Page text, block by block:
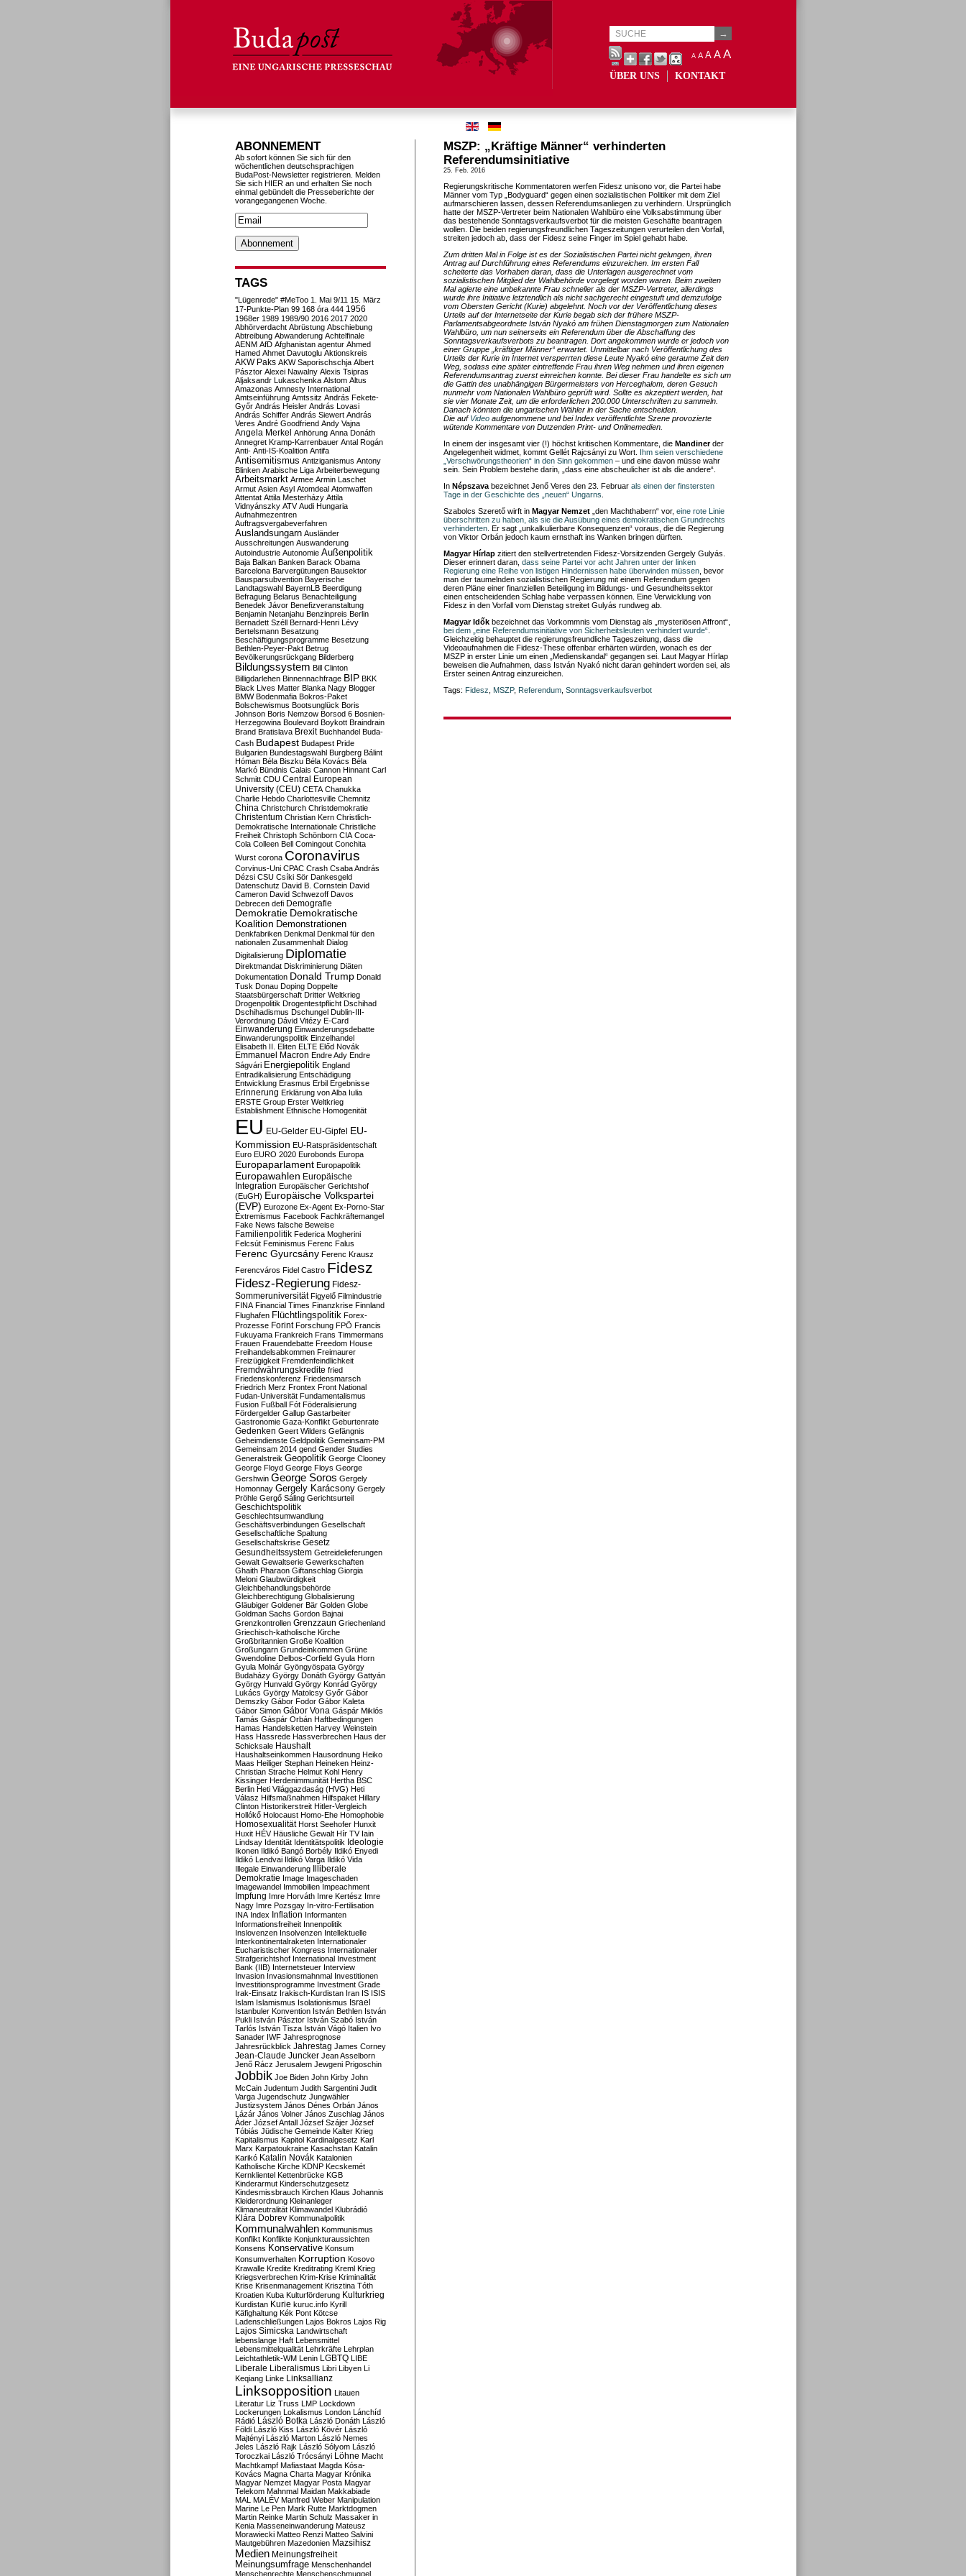
A A A AA
ÜBER UNS KONTAKT
MSZP: „Kräftige Männer“ verhinderten
Referendumsinitiative
25. Feb. 2016
Regierungskritische Kommentatoren werfen Fidesz unisono vor, die Partei habe
Männer vom Typ „Bodyguard“ gegen einen sozialistischen Politiker mit dem Ziel
aufmarschieren lassen, dessen Referendumsanliegen zu verhindern. Ursprünglich
hatte der MSZP-Vertreter beim Nationalen Wahlbüro eine Volksabstimmung über
das bestehende Sonntagsverkaufsverbot für die meisten Geschäfte beantragen
wollen. Die beiden regierungsfreundlichen Tageszeitungen verurteilen den Vorfall,
streiten jedoch ab, dass der Fidesz seine Finger im Spiel gehabt habe.
Zum dritten Mal in Folge ist es der Sozialistischen Partei nicht gelungen, ihren
Antrag auf Durchführung eines Referendums einzureichen. Im ersten Fall
scheiterte das Vorhaben daran, dass die Unterlagen ausgerechnet vom
sozialistischen Mitglied der Wahlbehörde vorgelegt worden waren. Beim zweiten
Mal agierte eine unbekannte Frau schneller als der MSZP-Vertreter, allerdings
wurde ihre Initiative letztendlich als nicht sachgerecht eingestuft und demzufolge
vom Obersten Gericht (Kurie) abgelehnt. Noch vor der Veröffentlichung dieses
Urteils auf der Internetseite der Kurie begab sich der frühere MSZP-
Parlamentsabgeordnete István Nyakó am frühen Dienstagmorgen zum Nationalen
Wahlbüro, um nun seinerseits ein Referendum über die Abschaffung des
Sonntagsverkaufsverbots zu beantragen. Dort angekommen wurde er jedoch von
einer Gruppe „kräftiger Männer“ erwartet. Unmittelbar nach Veröffentlichung des
Urteils der Kurie im Internet versperrten diese Leute Nyakó eine geraume Zeit den
Weg, sodass eine später eintreffende Frau ihren Weg nehmen und ihren eigenen
Referendumsantrag zuerst einreichen konnte. Bei dieser Frau handelte es sich um
die Gattin des unabhängigen Bürgermeisters von Herceghalom, deren Gesuch
nunmehr vom Nationalen Wahlbüro geprüft wird. Sollte es akzeptiert werden, hat
sie vier Monate Zeit, um die erforderlichen 200.000 Unterschriften zu sammeln.
Danach könnten die ungarischen Wähler in der Sache entscheiden.
Die auf Video aufgenommene und bei Index veröffentlichte Szene provozierte
wütende Kommentare von Dutzenden Print- und Onlinemedien.
In einem der insgesamt vier (!) höchst kritischen Kommentare, die Mandinerder
Angelegenheit widmet, kommt Gellét Rajcsányi zu Wort. Ihm seien verschiedene
„Verschwörungstheorien“ in den Sinn gekommen – und eine davon müsse wahr
sein. Sein Problem bestehe darin, „dass eine abscheulicher ist als die andere“.
In Népszava bezeichnet Jenő Veres den 23. Februar als einen der finstersten
Tage in der Geschichte des „neuen“ Ungarns
Szabolcs Szerető wirft in Magyar Nemzet „den Machthabern“ vor, eine rote Linie
überschritten zu haben, als sie die Ausübung eines demokratischen Grundrechts
verhinderten . Er sagt „unkalkulierbare Konsequenzen“ voraus, die die Regierung
von Viktor Orbán jedoch kaum ernsthaft ins Wanken bringen dürften.
Magyar Hírlap zitiert den stellvertretenden Fidesz-Vorsitzenden Gergely Gulyás.
Dieser erinnert daran, dass seine Partei vor acht Jahren unter der linken
Regierung eine Reihe von listigen Hindernissen habe überwinden müssen , bevor
man der taumelnden sozialistischen Regierung mit einem Referendum gegen
deren Pläne einer finanziellen Beteiligung im Bildungs- und Gesundheitssektor
einen entscheidenden Schlag habe verpassen können. Eine Verwicklung von
Fidesz in den Vorfall vom Dienstag streitet Gulyás rundweg ab.
Magyar Idők bezeichnet das Vorkommnis vom Dienstag als „mysteriösen Affront“,
bei dem „eine Referendumsinitiative von Sicherheitsleuten verhindert wurde“
Gleichzeitig behauptet die regierungsfreundliche Tageszeitung, dass die
Videoaufnahmen die Fidesz-These offenbar erhärten würden, wonach es der
MSZP in erster Linie um einen „Medienskandal“ gegangen sei. Laut Magyar Hírlap
beweisen die Aufnahmen, dass István Nyakó nicht daran gehindert worden sei, als
Erster seinen Antrag einzureichen.
Tags: Fidesz MSZP, Referendum Sonntagsverkaufsverbot
ABONNEMENT
Ab sofort können Sie sich für den
wöchentlichen deutschsprachigen
BudaPost-Newsletter registrieren. Melden
Sie sich HIER an und erhalten Sie noch
einmal gebündelt die Presseberichte der
vorangegangenen Woche.
TAGS
"Lügenrede" #MeToo 1. Mai 9/11 15. März
17-Punkte-Plan 99 168 óra 444 1956
1968er 1989 1989/90 2016 2017 2020
Abhörverdacht Abrüstung Abschiebung
Abtreibung Abwanderung Achtelfinale
AENM AfD Afghanistan agentur Ahmed
Hamed Ahmet Davutoglu Aktionskreis
AKW Paks AKW Saporischschja Albert
Pásztor Alexei Nawalny Alexis Tsipras
Aljaksandr Lukaschenka Alstom Altus
Amazonas Amnesty International
Amtseinführung Amtssitz András Fekete-
Győr András Heisler András Lovasi
András Schiffer András Siewert András
Veres André Goodfriend Andy Vajna
Angela Merkel Anhörung Anna Donáth
Annegret Kramp-Karrenbauer Antal Rogán
Anti- Anti-IS-Koalition Antifa
Antisemitismus Antiziganismus Antony
Blinken Arabische Liga Arbeiterbewegung
Arbeitsmarkt Armee Armin Laschet
Armut Asien Asyl Atomdeal Atomwaffen
Attentat Attila Mesterházy Attila
Vidnyánszky ATV Audi Hungaria
Aufnahmezentren
Auftragsvergabeverfahren
Auslandsungarn Ausländer
Ausschreitungen Auswanderung
Autoindustrie Autonomie Außenpolitik
Baja Balkan Banken Barack Obama
Barcelona Barvergütungen Bausektor
Bausparsubvention Bayerische
Landtagswahl BayernLB Beerdigung
Befragung Belarus Benachteiligung
Benedek Jávor Benefizveranstaltung
Benjamin Netanjahu Benzinpreis Berlin
Bernadett Széll Bernard-Henri Lévy
Bertelsmann Besatzung
Beschäftigungsprogramme Besetzung
Bethlen-Peyer-Pakt Betrug
Bevölkerungsrückgang Bilderberg
Bildungssystem Bill Clinton
Billigdarlehen Binnennachfrage BIP BKK
Black Lives Matter Blanka Nagy Blogger
BMW Bodenmafia Bokros-Paket
Bolschewismus Bootsunglück Boris
Johnson Boris Nemzow Borsod 6 Bosnien-
Herzegowina Boulevard Boykott Braindrain
Brand Bratislava Brexit Buchhandel Buda-
Cash Budapest Budapest Pride
Bulgarien Bundestagswahl Burgberg Bálint
Hóman Béla Biszku Béla Kovács Béla
Markó Bündnis Calais Cannon Hinnant Carl
Schmitt CDU Central European
University (CEU) CETA Chanukka
Charlie Hebdo Charlottesville Chemnitz
China Christchurch Christdemokratie
Christentum Christian Kern Christlich-
Demokratische Internationale Christliche
Freiheit Christoph Schönborn CIA Coca-
Cola Colleen Bell Comingout Conchita
Wurst corona Coronavirus
Corvinus-Uni CPAC Crash Csaba András
Dézsi CSU Csíki Sör Dankesgeld
Datenschutz David B. Cornstein David
Cameron David Schwezoff Davos
Debrecen defi Demografie
Demokratie Demokratische
Koalition Demonstrationen
Denkfabriken Denkmal Denkmal für den
nationalen Zusammenhalt Dialog
Digitalisierung Diplomatie
Direktmandat Diskriminierung Diäten
Dokumentation Donald Trump Donald
Tusk Donau Doping Doppelte
Staatsbürgerschaft Dritter Weltkrieg
Drogenpolitik Drogentestpflicht Dschihad
Dschihadismus Dschungel Dublin-III-
Verordnung Dávid Vitézy E-Card
Einwanderung Einwanderungsdebatte
Einwanderungspolitik Einzelhandel
Elisabeth II. Eliten ELTE Előd Novák
Emmanuel Macron Endre Ady Endre
Ságvári Energiepolitik England
Entradikalisierung Entschädigung
Entwicklung Erasmus Erbil Ergebnisse
Erinnerung Erklärung von Alba Iulia
ERSTE Group Erster Weltkrieg
Establishment Ethnische Homogenität
EU EU-Gelder EU-Gipfel EU-
Kommission EU-Ratspräsidentschaft
Euro EURO 2020 Eurobonds Europa
Europaparlament Europapolitik
Europawahlen Europäische
Integration Europäischer Gerichtshof
(EuGH) Europäische Volkspartei
(EVP) Eurozone Ex-Agent Ex-Porno-Star
Extremismus Facebook Fachkräftemangel
Fake News falsche Beweise
Familienpolitik Federica Mogherini
Felcsút Feminismus Ferenc Falus
Ferenc Gyurcsány Ferenc Krausz
Ferencváros Fidel Castro Fidesz
Fidesz-Regierung Fidesz-
Sommeruniversität Figyelő Filmindustrie
FINA Financial Times Finanzkrise Finnland
Flughafen Flüchtlingspolitik Forex-
Prozesse Forint Forschung FPÖ Francis
Fukuyama Frankreich Frans Timmermans
Frauen Frauendebatte Freedom House
Freihandelsabkommen Freimaurer
Freizügigkeit Fremdenfeindlichkeit
Fremdwährungskredite fried
Friedenskonferenz Friedensmarsch
Friedrich Merz Frontex Front National
Fudan-Universität Fundamentalismus
Fusion Fußball Fót Föderalisierung
Fördergelder Gallup Gastarbeiter
Gastronomie Gaza-Konflikt Geburtenrate
Gedenken Geert Wilders Gefängnis
Geheimdienste Geldpolitik Gemeinsam-PM
Gemeinsam 2014 gend Gender Studies
Generalstreik Geopolitik George Clooney
George Floyd George Floys George
Gershwin George Soros Gergely
Homonnay Gergely Karácsony Gergely
Pröhle Gergő Sáling Gerichtsurteil
Geschichtspolitik
Geschlechtsumwandlung
Geschäftsverbindungen Gesellschaft
Gesellschaftliche Spaltung
Gesellschaftskrise Gesetz
Gesundheitssystem Getreidelieferungen
Gewalt Gewaltserie Gewerkschaften
Ghaith Pharaon Giftanschlag Giorgia
Meloni Glaubwürdigkeit
Gleichbehandlungsbehörde
Gleichberechtigung Globalisierung
Gläubiger Goldener Bär Golden Globe
Goldman Sachs Gordon Bajnai
Grenzkontrollen Grenzzaun Griechenland
Griechisch-katholische Kirche
Großbritannien Große Koalition
Großungarn Grundeinkommen Grüne
Gwendoline Delbos-Corfield Gyula Horn
Gyula Molnár Gyöngyöspata György
Budaházy György Donáth György Gattyán
György Hunvald György Konrád György
Lukács György Matolcsy Győr Gábor
Demszky Gábor Fodor Gábor Kaleta
Gábor Simon Gábor Vona Gáspár Miklós
Tamás Gáspár Orbán Haftbedingungen
Hamas Handelsketten Harvey Weinstein
Hass Hassrede Hassverbrechen Haus der
Schicksale Haushalt
Haushaltseinkommen Hausordnung Heiko
Maas Heiliger Stephan Heineken Heinz-
Christian Strache Helmut Kohl Henry
Kissinger Herdenimmunität Hertha BSC
Berlin Heti Világgazdaság (HVG) Heti
Válasz Hilfsmaßnahmen Hilfspaket Hillary
Clinton Historikerstreit Hitler-Vergleich
Hollókő Holocaust Homo-Ehe Homophobie
Homosexualität Horst Seehofer Hunxit
Huxit HÉV Häusliche Gewalt Hír TV Iain
Lindsay Identität Identitätspolitik Ideologie
Ikonen Ildikó Bangó Borbély Ildikó Enyedi
Ildikó Lendvai Ildikó Varga Ildikó Vida
Illegale Einwanderung Illiberale
Demokratie Image Imageschaden
Imagewandel Immobilien Impeachment
Impfung Imre Horváth Imre Kertész Imre
Nagy Imre Pozsgay In-vitro-Fertilisation
INA Index Inflation Informanten
Informationsfreiheit Innenpolitik
Inslovenzen Insolvenzen Intellektuelle
Interkontinentalraketen Internationaler
Eucharistischer Kongress Internationaler
Strafgerichtshof International Investment
Bank (IIB) Internetsteuer Interview
Invasion Invasionsmahnmal Investitionen
Investitionsprogramme Investment Grade
Irak-Einsatz Irakisch-Kurdistan Iran IS ISIS
Islam Islamismus Isolationismus Israel
Istanbuler Konvention István Bethlen István
Pukli István Pásztor István Szabó István
Tarlós István Tisza István Vágó Italien Ivo
Sanader IWF Jahresprognose
Jahresrückblick Jahrestag James Corney
Jean-Claude Juncker Jean Asselborn
Jenő Rácz Jerusalem Jewgeni Prigoschin
Jobbik Joe Biden John Kirby John
McCain Judentum Judith Sargentini Judit
Varga Jugendschutz Jungwähler
Justizsystem János Dénes Orbán János
Lázár János Volner János Zuschlag János
Áder József Antall József Szájer József
Tóbiás Jüdische Gemeinde Kalter Krieg
Kapitalismus Kapitol Kardinalgesetz Karl
Marx Karpatoukraine Kasachstan Katalin
Karikó Katalin Novák Katalonien
Katholische Kirche KDNP Kecskemét
Kernklientel Kettenbrücke KGB
Kinderarmut Kinderschutzgesetz
Kindesmissbrauch Kirchen Klaus Johannis
Kleiderordnung Kleinanleger
Klimaneutralität Klimawandel Klubrádió
Klára Dobrev Kommunalpolitik
Kommunalwahlen Kommunismus
Konflikt Konflikte Konjunkturaussichten
Konsens Konservative Konsum
Konsumverhalten Korruption Kosovo
Krawalle Kredite Kreditrating Kreml Krieg
Kriegsverbrechen Krim-Krise Kriminalität
Krise Krisenmanagement Krisztina Tóth
Kroatien Kuba Kulturförderung Kulturkrieg
Kurdistan Kurie kuruc.info Kyrill
Käfighaltung Kék Pont Kötcse
Ladenschließungen Lajos Bokros Lajos Rig
Lajos Simicska Landwirtschaft
lebenslange Haft Lebensmittel
Lebensmittelqualität Lehrkräfte Lehrplan
Leichtathletik-WM Lenin LGBTQ LIBE
Liberale Liberalismus Libri Libyen Li
Keqiang Linke Linksallianz
Linksopposition Litauen
Literatur Liz Truss LMP Lockdown
Lockerungen Lokalismus London Lánchíd
Rádió
László Botka László Donáth László
Földi László Kiss László Kövér László
Majtényi László Marton László Nemes
Jeles László Rajk László Sólyom László
Toroczkai László Trócsányi Löhne Macht
Machtkampf Mafiastaat Magda Kósa-
Kovács Magna Charta Magyar Krónika
Magyar Nemzet Magyar Posta Magyar
Telekom Mahnmal Maidan Makkabiade
MAL MALÉV Manfred Weber Manipulation
Marine Le Pen Mark Rutte Marktdogmen
Martin Reinke Martin Schulz Massaker in
Kenia Masseneinwanderung Mateusz
Morawiecki Matteo Renzi Matteo Salvini
Mautgebühren Mazedonien Mazsihisz
Medien Meinungsfreiheit
Meinungsumfrage Menschenhandel
Menschenrechte Menschenschmuggel